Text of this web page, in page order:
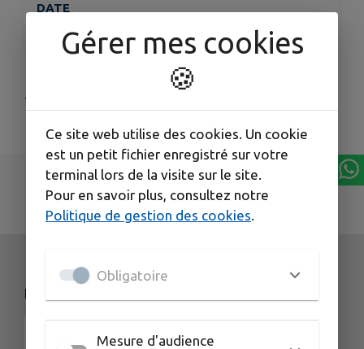
DATE
Le dimanche 31 mai
NOS COORDONNÉES
Gérer mes cookies
🍪
Ce site web utilise des cookies. Un cookie
est un petit fichier enregistré sur votre
terminal lors de la visite sur le site.
Pour en savoir plus, consultez notre
Politique de gestion des cookies.
Obligatoire
Mesure d'audience